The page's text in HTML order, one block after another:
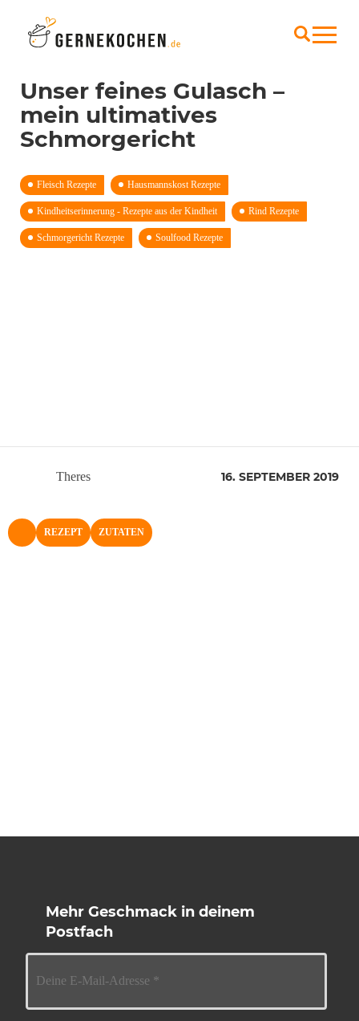
Unser feines Gulasch –
mein ultimatives
Schmorgericht
Fleisch Rezepte Hausmannskost Rezepte
Kindheits­erinnerung - Rezepte aus der Kindheit Rind Rezepte
Schmorgericht Rezepte Soulfood Rezepte
Theres 16. SEPTEMBER 2019
NACH OBEN
REZEPT ZUTATEN
Mehr Geschmack in deinem
Postfach